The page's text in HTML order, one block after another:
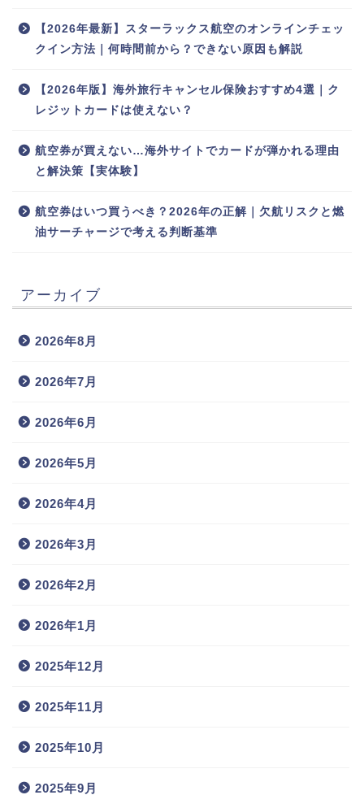
【2026年最新】スターラックス航空のオンラインチェッ
クイン方法｜何時間前から？できない原因も解説
【2026年版】海外旅行キャンセル保険おすすめ4選｜ク
レジットカードは使えない？
航空券が買えない…海外サイトでカードが弾かれる理由
と解決策【実体験】
航空券はいつ買うべき？2026年の正解｜欠航リスクと燃
油サーチャージで考える判断基準
アーカイブ
2026年8月
2026年7月
2026年6月
2026年5月
2026年4月
2026年3月
2026年2月
2026年1月
2025年12月
2025年11月
2025年10月
2025年9月